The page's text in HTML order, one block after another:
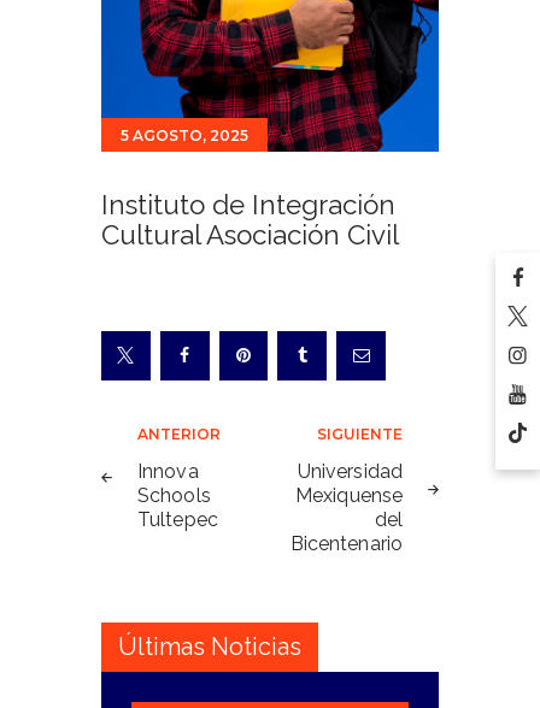
5 AGOSTO, 2025
Instituto de Integración
Cultural Asociación Civil
Navegación
de
entradas
ANTERIOR
Innova
Schools
Tultepec
SIGUIENTE
Universidad
Mexiquense
del
Bicentenario
Últimas Noticias